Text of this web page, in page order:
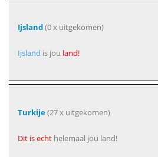
Ijsland(0 x uitgekomen)
Ijsland is jou land!
Turkije(27 x uitgekomen)
Dit is echt helemaal jou land!